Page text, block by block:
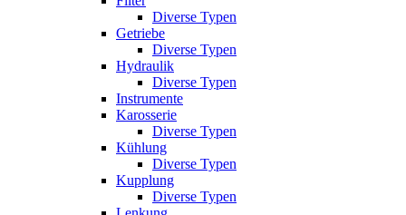
Diverse Typen
Getriebe
Diverse Typen
Hydraulik
Diverse Typen
Instrumente
Karosserie
Diverse Typen
Kühlung
Diverse Typen
Kupplung
Diverse Typen